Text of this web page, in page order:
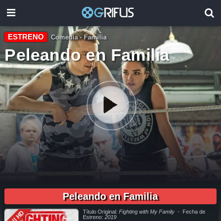
ESTRENO Comedia·Familia
Peleando en Familia
Peleando en Familia en español latino, pelicula completa Peleando en Familia audio latino, pelicula completa Peleando en Familia audio latino online, como ver Peleando en Familia pelicula
Peleando en Familia pelicula completa en español latino, ver Peleando en Familia pelicula completa en español, ver Peleando en Familia pelicula completa en español latino, Peleando en Familia
pelicula completa audio latino, Peleando en Familia pelicula completa 2019, Peleando en Familia pelicula completa en español, Peleando en Familia pelicula completa en español latino, trailer
Peleando en Familia, Peleando en Familia trailer, ver trailer Peleando en Familia español, trailer en español Peleando en Familia, Peleando en Familia trailer español latino, Peleando en Familia
descargar torrent gratis, descargar pelicula completa Peleando en Familia hd, descargar Peleando en Familia pelicula completa, descargar Peleando en Familia pelicula completa torrent,
descargar Peleando en Familia pelicula completa utorrent, descargar Peleando en Familia pelicula completa mega, descargar Peleando en Familia pelicula completa gratis, Peleando en Familia
Español, en Español Latino, en Latino, ver Peleando en Familia Online, ver gratis Peleando en Familia online, ver pelicula Peleando en Familia online, ver Peleando en Familia online megavideo,
ver pelicula Peleando en Familia online gratis, ver online Peleando en Familia, Peleando en Familia online ver pelicula, ver estreno Peleando en Familia online, Peleando en Familia online ver,
Peleando en Familia ver online, Ver Pelicula Peleando en Familia Español Latino, Pelicula Peleando en Familia Latino Online, Pelicula Peleando en Familia Español Online, Pelicula Peleando en
Familia Subtitulado,
Peleando en Familia
Título Original:Fighting with My Family - Fecha de
Estreno:2019